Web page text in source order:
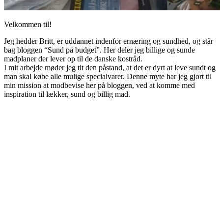
Velkommen til!
Jeg hedder Britt, er uddannet indenfor ernæring og sundhed, og står
bag bloggen “Sund på budget”. Her deler jeg billige og sunde
madplaner der lever op til de danske kostråd.
I mit arbejde møder jeg tit den påstand, at det er dyrt at leve sundt og
man skal købe alle mulige specialvarer. Denne myte har jeg gjort til
min mission at modbevise her på bloggen, ved at komme med
inspiration til lækker, sund og billig mad.